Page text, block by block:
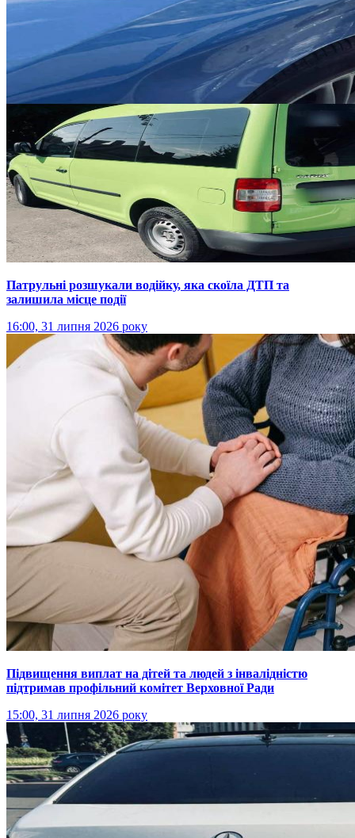
Патрульні розшукали водійку, яка скоїла ДТП та
залишила місце події
16:00, 31 липня 2026 року
Підвищення виплат на дітей та людей з інвалідністю
підтримав профільний комітет Верховної Ради
15:00, 31 липня 2026 року